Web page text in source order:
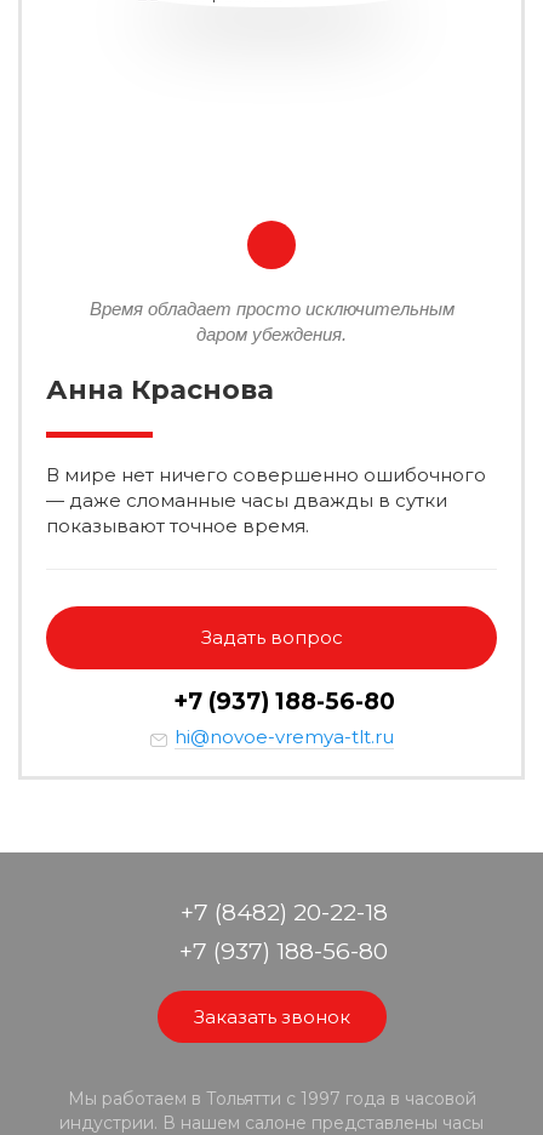
Время обладает просто исключительным
даром убеждения.
Анна Краснова
В мире нет ничего совершенно ошибочного
— даже сломанные часы дважды в сутки
показывают точное время.
Задать вопрос
+7 (937) 188-56-80
hi@novoe-vremya-tlt.ru
+7 (8482) 20-22-18
+7 (937) 188-56-80
Заказать звонок
Мы работаем в Тольятти с 1997 года в часовой
индустрии. В нашем салоне представлены часы